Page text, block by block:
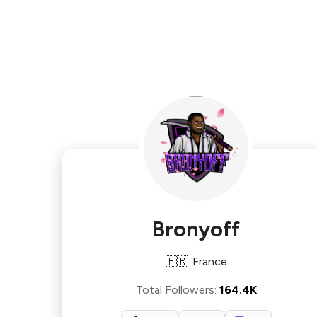
Bronyoff
🇫🇷 France
Total Followers: 164.4K